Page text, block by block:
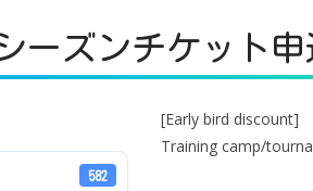
ーズンチケット
582
[Early bird discount]
Training camp/